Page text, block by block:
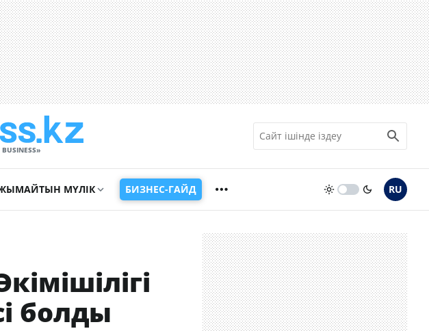
МҮЛІК БИЗНЕС-ГАЙД RU
болды